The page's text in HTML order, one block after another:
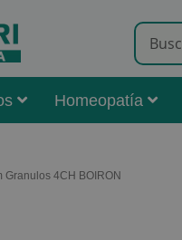
Homeopatía
4CH BOIRON